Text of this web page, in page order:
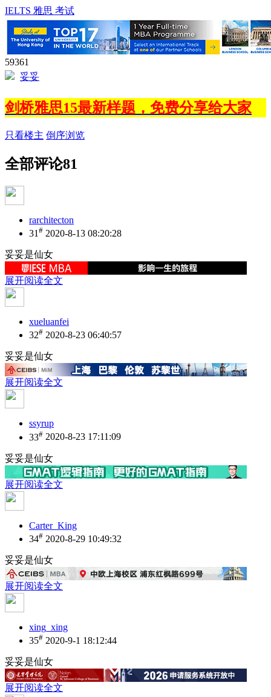
IELTS 雅思 考试
59361
妥妥
剑桥雅思15最新样题，免费分享给大家
只看楼主 倒序浏览
全部评论81
rarchitecton
31 # 2020-8-13 08:20:28
妥妥是仙女
展开阅读全文
xueluanfei
32# 2020-8-23 06:40:57
妥妥是仙女
展开阅读全文
ssyrup
33# 2020-8-23 17:11:09
妥妥是仙女
展开阅读全文
Carter_King
34# 2020-8-29 10:49:32
妥妥是仙女
展开阅读全文
xing_xing
35# 2020-9-1 18:12:44
妥妥是仙女
展开阅读全文